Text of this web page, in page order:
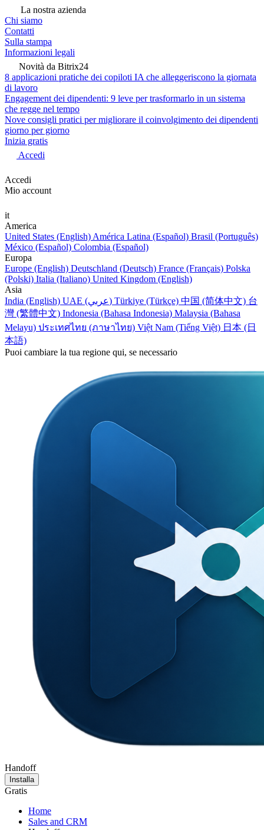
La nostra azienda
Chi siamo
Contatti
Sulla stampa
Informazioni legali
Novità da Bitrix24
8 applicazioni pratiche dei copiloti IA che alleggeriscono la giornata
di lavoro
Engagement dei dipendenti: 9 leve per trasformarlo in un sistema
che regge nel tempo
Nove consigli pratici per migliorare il coinvolgimento dei dipendenti
giorno per giorno
Inizia gratis
Accedi
Accedi
Mio account
it
America
United States (English) América Latina (Español) Brasil (Português)
México (Español) Colombia (Español)
Europa
Europe (English) Deutschland (Deutsch) France (Français) Polska
(Polski) Italia (Italiano) United Kingdom (English)
Asia
India (English)
UAE (عربي) Türkiye (Türkçe) 中国 (简体中文) 台
灣 (繁體中文) Indonesia (Bahasa Indonesia) Malaysia (Bahasa
Melayu) ประเทศไทย (ภาษาไทย) Việt Nam (Tiếng Việt) 日本 (日
本語)
Puoi cambiare la tua regione qui, se necessario
Handoff
Installa
Gratis
Home
Sales and CRM